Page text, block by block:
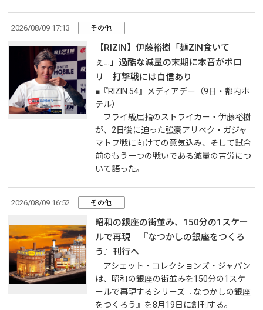
2026/08/09 17:13 その他
【RIZIN】伊藤裕樹「麺ZIN食いて
ぇ…」過酷な減量の末期に本音がポロ
リ 打撃戦には自信あり
■『RIZIN.54』メディアデー（9日・都内ホ
テル）
フライ級屈指のストライカー・伊藤裕樹
が、2日後に迫った強豪アリベク・ガジャ
マトフ戦に向けての意気込み、そして試合
前のもう一つの戦いである減量の苦労につ
いて語った。
2026/08/09 16:52 その他
昭和の銀座の街並み、150分の1スケー
ルで再現 『なつかしの銀座をつくろ
う』刊行へ
アシェット・コレクションズ・ジャパン
は、昭和の銀座の街並みを150分の1スケ
ールで再現するシリーズ『なつかしの銀座
をつくろう』を8月19日に創刊する。